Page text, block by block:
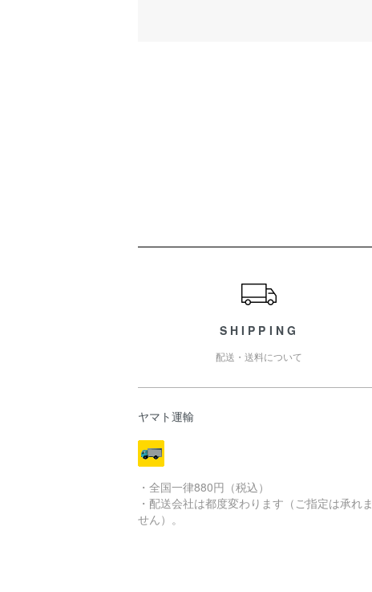
SHIPPING
配送・送料について
ヤマト運輸
・全国一律880円（税込）
・配送会社は都度変わります（ご指定は承れま
せん）。